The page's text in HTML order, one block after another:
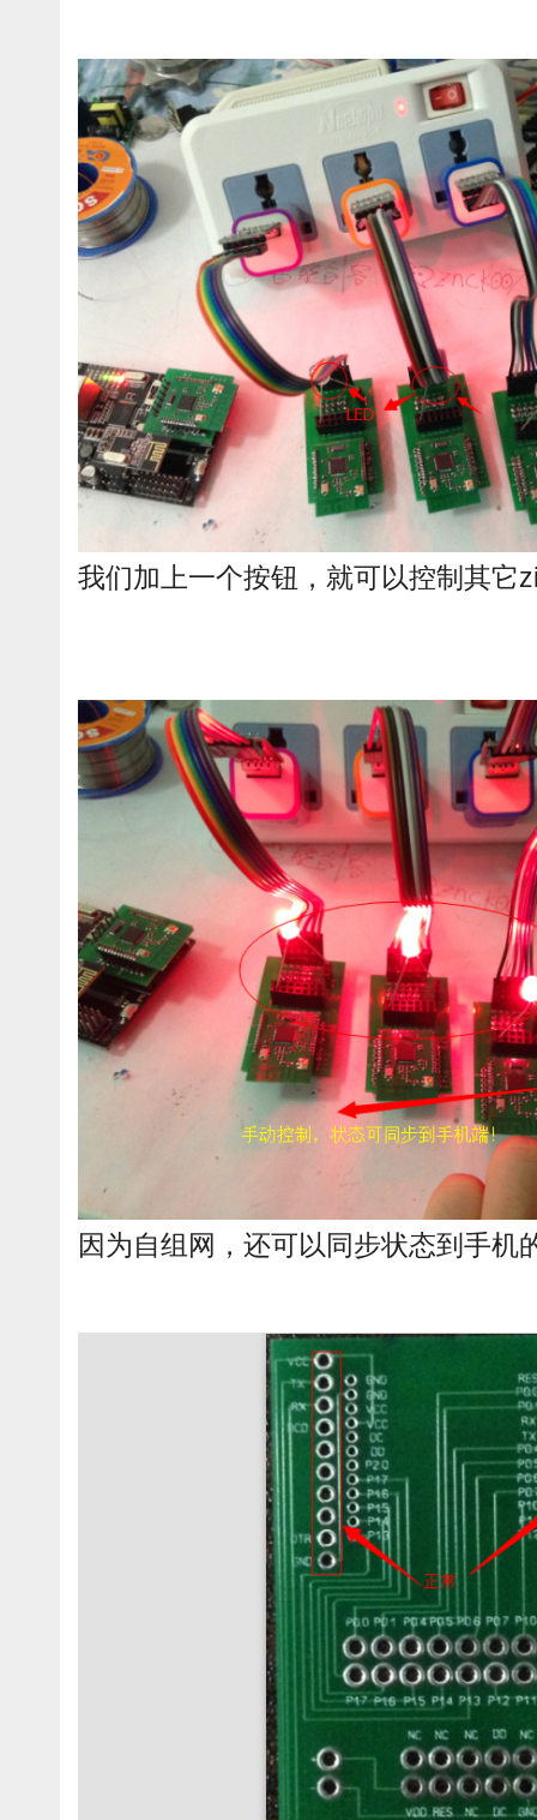
我们加上一个按钮，就可以控制其它
因为自组网，还可以同步状态到手机